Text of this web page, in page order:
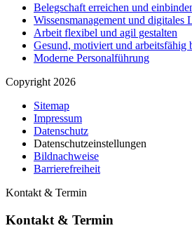
Belegschaft erreichen und
Wissensmanagement und digitales
Arbeit flexibel und agil gestalten
Gesund, motiviert und arbeitsfähig
Moderne Personalführung
Copyright 2026
Sitemap
Impressum
Datenschutz
Datenschutzeinstellungen
Bildnachweise
Barrierefreiheit
Kontakt & Termin
Kontakt & Termin